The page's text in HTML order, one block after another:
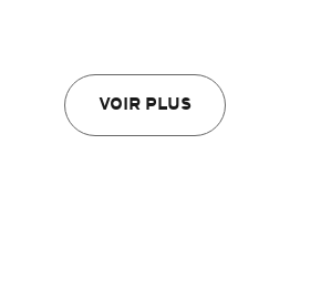
VOIR PLUS